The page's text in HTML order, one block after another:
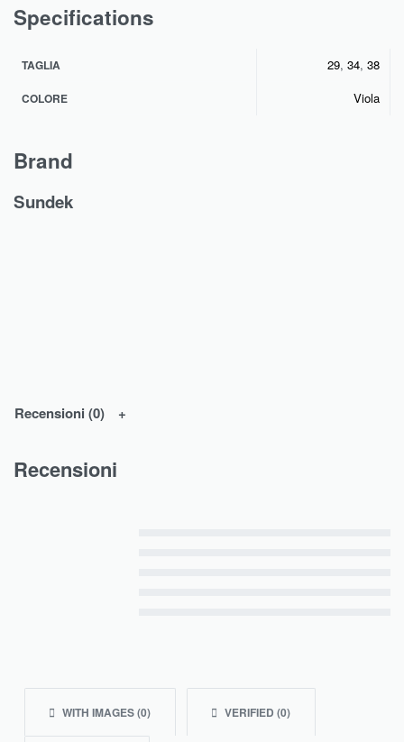
Specifications
TAGLIA 29, 34, 38
COLORE Viola
Brand
Sundek
Recensioni (0)
Recensioni
WITH IMAGES (0) VERIFIED (0)